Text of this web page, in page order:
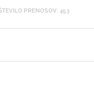
PRENOSOV: 453